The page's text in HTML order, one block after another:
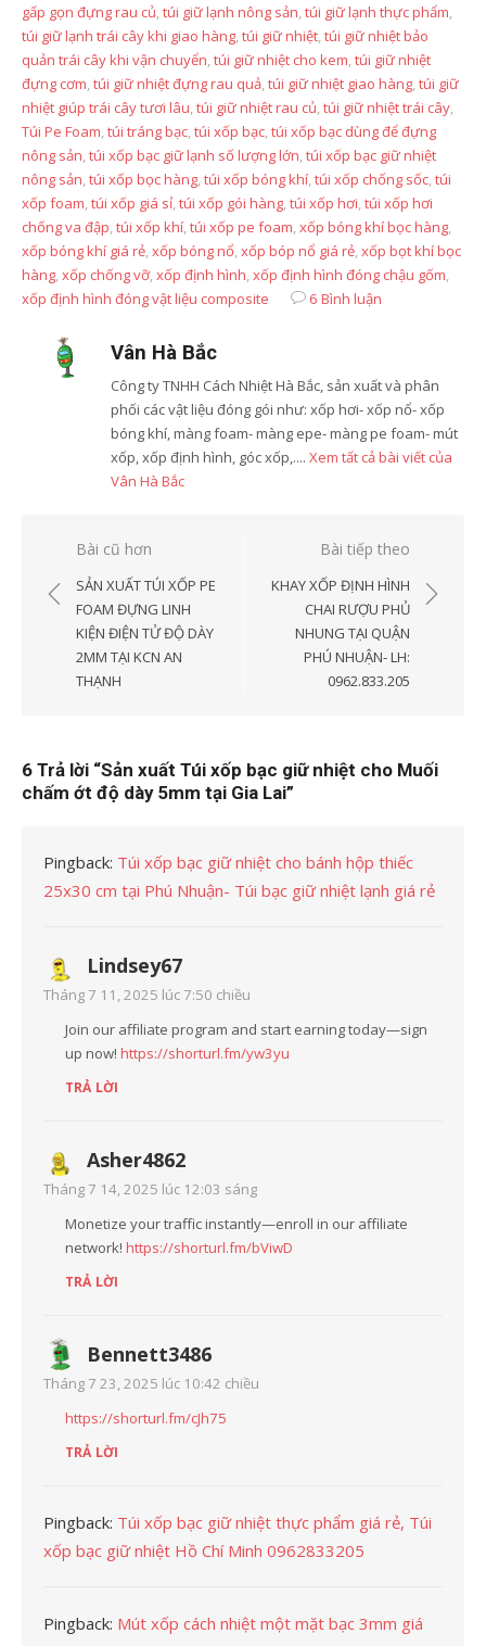
gấp gọn đựng rau củ,túi giữ lạnh nông sản,túi giữ lạnh thực phẩm,
túi giữ lạnh trái cây khi giao hàng,túi giữ nhiệt,túi giữ nhiệt bảo
quản trái cây khi vận chuyển,túi giữ nhiệt cho kem,túi giữ nhiệt
đựng cơm,túi giữ nhiệt đựng rau quả,túi giữ nhiệt giao hàng,túi giữ
nhiệt giúp trái cây tươi lâu,túi giữ nhiệt rau củ,túi giữ nhiệt trái cây,
Túi Pe Foam,túi tráng bạc,túi xốp bạc,túi xốp bạc dùng để đựng
nông sản,túi xốp bạc giữ lạnh số lượng lớn,túi xốp bạc giữ nhiệt
nông sản,túi xốp bọc hàng,túi xốp bóng khí,túi xốp chống sốc,túi
xốp foam,túi xốp giá sỉ,túi xốp gói hàng,túi xốp hơi,túi xốp hơi
chống va đập,túi xốp khí,túi xốp pe foam,xốp bóng khí bọc hàng,
xốp bóng khí giá rẻ,xốp bóng nổ,xốp bóp nổ giá rẻ,xốp bọt khí bọc
hàng,xốp chống vỡ,xốp định hình,xốp định hình đóng chậu gốm,
xốp định hình đóng vật liệu composite
6 Bình luận
Vân Hà Bắc
Công ty TNHH Cách Nhiệt Hà Bắc, sản xuất và phân
phối các vật liệu đóng gói như: xốp hơi- xốp nổ- xốp
bóng khí, màng foam- màng epe- màng pe foam- mút
xốp, xốp định hình, góc xốp,.... Xem tất cả bài viết của
Vân Hà Bắc
Điều
hướng
bài
viết
Bài cũ hơn
SẢN XUẤT TÚI XỐP PE
FOAM ĐỰNG LINH
KIỆN ĐIỆN TỬ ĐỘ DÀY
2MM TẠI KCN AN
THẠNH
Bài tiếp theo
KHAY XỐP ĐỊNH HÌNH
CHAI RƯỢU PHỦ
NHUNG TẠI QUẬN
PHÚ NHUẬN- LH:
0962.833.205
6 Trả lời “Sản xuất Túi xốp bạc giữ nhiệt cho Muối
chấm ớt độ dày 5mm tại Gia Lai”
Pingback: Túi xốp bạc giữ nhiệt cho bánh hộp thiếc
25x30 cm tại Phú Nhuận- Túi bạc giữ nhiệt lạnh giá rẻ
Lindsey67
Tháng 7 11, 2025 lúc 7:50 chiều
Join our affiliate program and start earning today—sign
up now! https://shorturl.fm/yw3yu
TRẢ LỜI
Asher4862
Tháng 7 14, 2025 lúc 12:03 sáng
Monetize your traffic instantly—enroll in our affiliate
network! https://shorturl.fm/bViwD
TRẢ LỜI
Bennett3486
Tháng 7 23, 2025 lúc 10:42 chiều
https://shorturl.fm/cJh75
TRẢ LỜI
Pingback: Túi xốp bạc giữ nhiệt thực phẩm giá rẻ, Túi
xốp bạc giữ nhiệt Hồ Chí Minh 0962833205
Pingback: Mút xốp cách nhiệt một mặt bạc 3mm giá